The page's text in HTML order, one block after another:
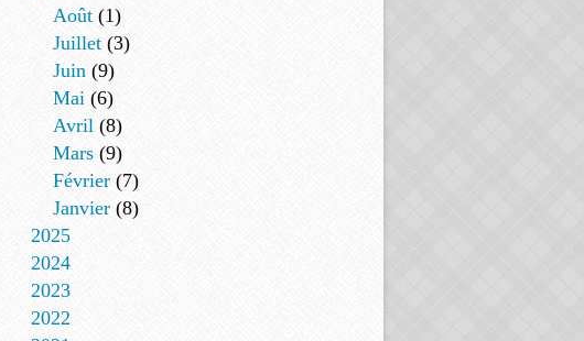
Août (1)
Juillet (3)
Juin (9)
Mai (6)
Avril (8)
Mars (9)
Février (7)
Janvier (8)
2025
2024
2023
2022